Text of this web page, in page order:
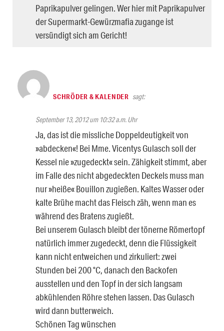
Paprikapulver gelingen. Wer hier mit Paprikapulver
der Supermarkt-Gewürzmafia zugange ist
versündigt sich am Gericht!
SCHRÖDER & KALENDER sagt:
September 13, 2012 um 10:32 a.m. Uhr
Ja, das ist die missliche Doppeldeutigkeit von
»abdecken«! Bei Mme. Vicentys Gulasch soll der
Kessel nie »zugedeckt« sein. Zähigkeit stimmt, aber
im Falle des nicht abgedeckten Deckels muss man
nur »heiße« Bouillon zugießen. Kaltes Wasser oder
kalte Brühe macht das Fleisch zäh, wenn man es
während des Bratens zugießt.
Bei unserem Gulasch bleibt der tönerne Römertopf
natürlich immer zugedeckt, denn die Flüssigkeit
kann nicht entweichen und zirkuliert: zwei
Stunden bei 200 °C, danach den Backofen
ausstellen und den Topf in der sich langsam
abkühlenden Röhre stehen lassen. Das Gulasch
wird dann butterweich.
Schönen Tag wünschen